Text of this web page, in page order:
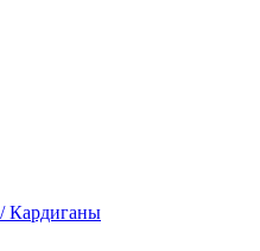
Кардиганы